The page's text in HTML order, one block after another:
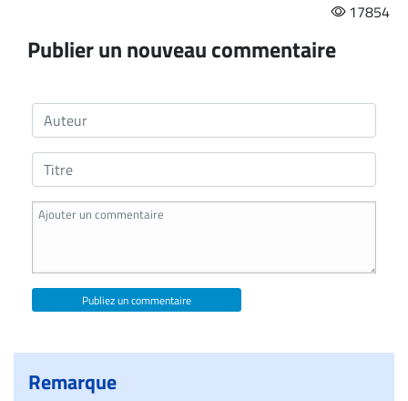
17854
Publier un nouveau commentaire
Publiez un commentaire
Remarque